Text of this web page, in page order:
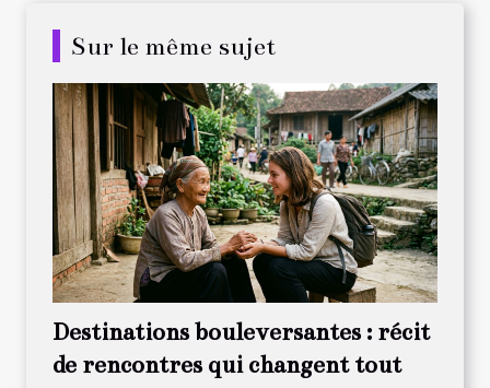
Sur le même sujet
Destinations bouleversantes : récit
de rencontres qui changent tout